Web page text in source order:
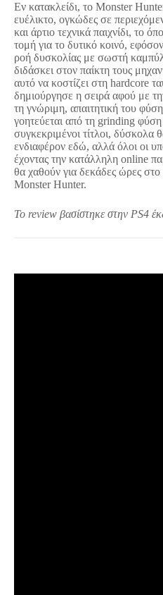
Eν κατακλείδι, το Monster
ευέλικτο, ογκώδες σε
και άρτιο τεχνικά παιχνίδι, το
τομή για το δυτικό κοινό,
ροή δυσκολίας με σωστή
διδάσκει στον παίκτη τους
αυτό να κοστίζει στη hardcore
δημιούργησε η σειρά αφού με
τη γνώριμη, απαιτητική του
γοητεύεται από τη grinding φύση
συγκεκριμένοι τίτλοι, δύσκολα
ενδιαφέρον εδώ, αλλά όλοι οι
έχοντας την κατάλληλη online
θα χαθούν για δεκάδες ώρες
Monster Hunter.
Το review βασίστηκε στην PS4